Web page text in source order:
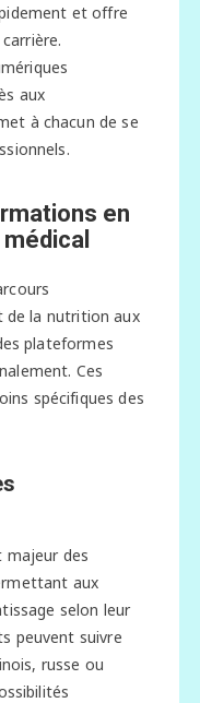
et offre
aux
à chacun de se
en
de la nutrition aux
plateformes
Ces
spécifiques des
majeur des
aux
selon leur
peuvent suivre
russe ou